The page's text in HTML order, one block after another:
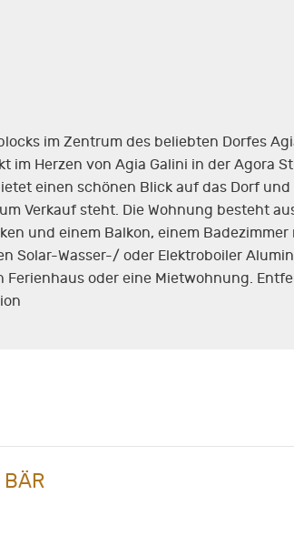
im Zentrum des beliebten Dorfes
Herzen von Agia Galini in der Agora
einen schönen Blick auf das Dorf und
Verkauf steht. Die Wohnung besteht
und einem Balkon, einem
Solar-Wasser-/ oder Elektroboiler
oder eine Mietwohnung.
BÄR